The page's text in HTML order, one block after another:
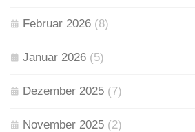
Februar 2026 (8)
Januar 2026 (5)
Dezember 2025 (7)
November 2025 (2)